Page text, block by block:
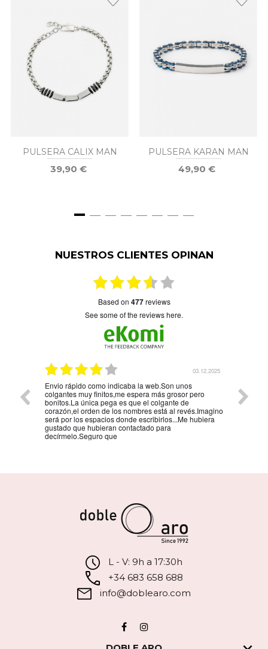
PULSERA CALIX MAN
39,90 €
PULSERA KARAN MAN
49,90 €
NUESTROS CLIENTES OPINAN
based on 477reviews
see some of the reviews here.
03.12.2025
Envio rápido como indicaba la web.Son unos
colgantes muy finitos,me espera más grosor pero
bonitos.La única pega es que el colgante de
corazón,el orden de los nombres está al revés.Imagino
será por los espacios donde escribirlos...Me hubiera
gustado que hubieran contactado para
decírmelo.Seguro que
la
L - V: 9h a 17:30h
+34 683 658 688
info@doblearo.com
Facebook